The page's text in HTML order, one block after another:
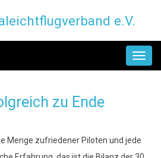
e.V.
zu Ende
Menge zufriedener Piloten und jede